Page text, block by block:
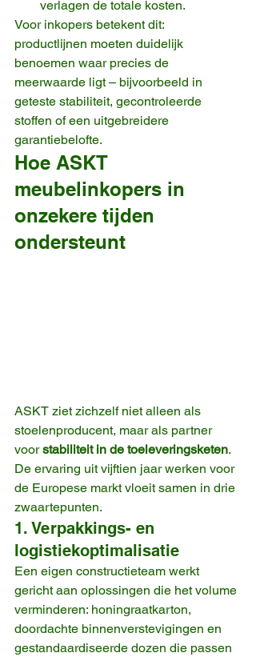
verlagen de totale kosten.
Voor inkopers betekent dit:
productlijnen moeten duidelijk
benoemen waar precies de
meerwaarde ligt – bijvoorbeeld in
geteste stabiliteit, gecontroleerde
stoffen of een uitgebreidere
garantiebelofte.
Hoe ASKT
meubelinkopers in
onzekere tijden
ondersteunt
ASKT ziet zichzelf niet alleen als
stoelenproducent, maar als partner
voor stabiliteit in de toeleveringsketen.
De ervaring uit vijftien jaar werken voor
de Europese markt vloeit samen in drie
zwaartepunten.
1. Verpakkings- en
logistiekoptimalisatie
Een eigen constructieteam werkt
gericht aan oplossingen die het volume
verminderen: honingraatkarton,
doordachte binnenverstevigingen en
gestandaardiseerde dozen die passen